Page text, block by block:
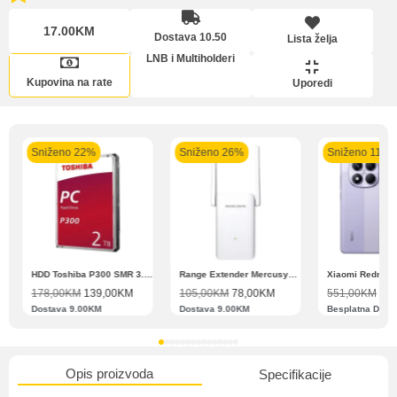
17.00KM Dostava 10.50 Lista želja
Kupovina na rate
LNB i Multiholderi
Uporedi
Sniženo 22%
178,00KM 139,00KM
Dostava 9.00KM
Sniženo 26%
Range Extender Mercusys AX3000 ME80X Wi-Fi 6
105,00KM 78,00KM
Dostava 9.00KM
Sniženo 11%
551,00KM
Besplatna
Opis proizvoda Specifikacije
Lista želja
Upoređeni proizvodi
Zahtjev za reklamaciju
Bit će uračunati bankarski troškovi u iznosi od 3.5%